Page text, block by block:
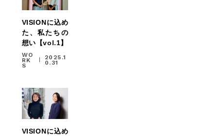
VISIONに込め
た、私たちの
想い【vol.1】
WO
RK
S
2025.1
0.31
VISIONに込め